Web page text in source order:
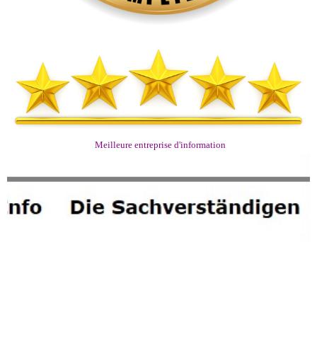
Meilleure entreprise d'information